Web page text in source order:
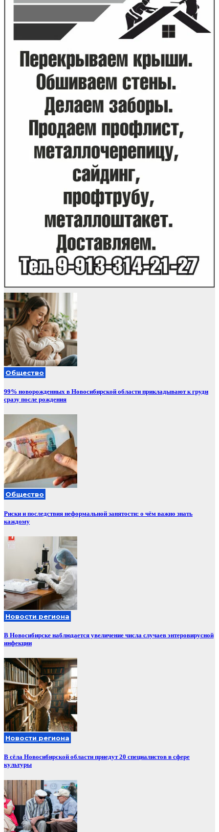
Общество
99% новорожденных в Новосибирской области прикладывают к груди
сразу после рождения
Общество
Риски и последствия неформальной занятости: о чём важно знать
каждому
Новости региона
В Новосибирске наблюдается увеличение числа случаев энтеровирусной
инфекции
Новости региона
В сёла Новосибирской области приедут 20 специалистов в сфере
культуры